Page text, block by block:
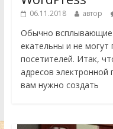
06.11.2018 автор
Обычно
екательны и не могут
посетителей. Итак,
адресов
вам нужно создать